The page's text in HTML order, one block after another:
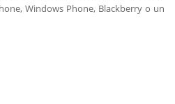
Windows Phone, Blackberry o un